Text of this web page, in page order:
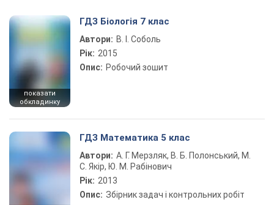
показати
обкладинку
ГДЗ Біологія 7 клас
Автори: В. І. Соболь
Рік: 2015
Опис: Робочий зошит
ГДЗ Математика 5 клас
Автори: А. Г. Мерзляк, В. Б. Полонський, М.
С. Якір, Ю. М. Рабінович
Рік: 2013
Опис: Збірник задач і контрольних робіт